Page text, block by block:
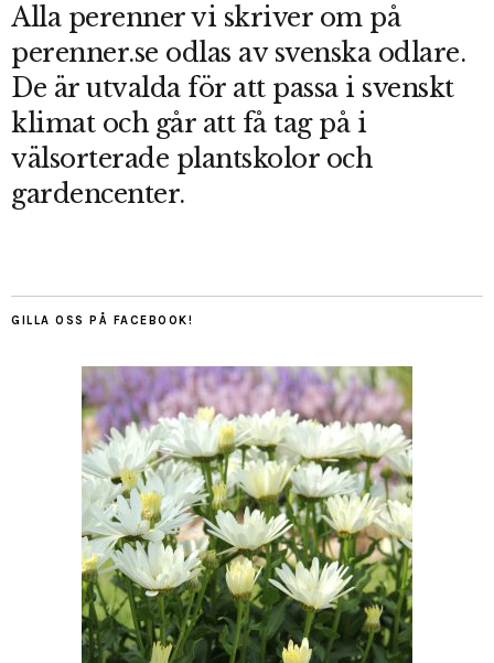
Alla perenner vi skriver om på
perenner.se odlas av svenska odlare.
De är utvalda för att passa i svenskt
klimat och går att få tag på i
välsorterade plantskolor och
gardencenter.
GILLA OSS PÅ FACEBOOK!